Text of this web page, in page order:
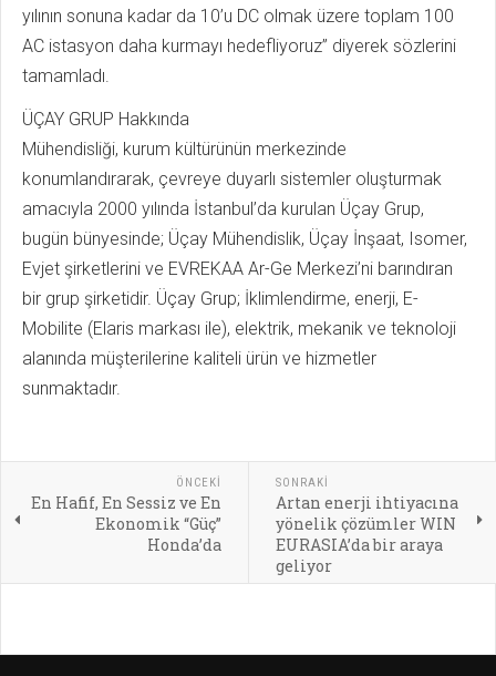
yılının sonuna kadar da 10’u DC olmak üzere toplam 100
AC istasyon daha kurmayı hedefliyoruz” diyerek sözlerini
tamamladı.
ÜÇAY GRUP Hakkında
Mühendisliği, kurum kültürünün merkezinde
konumlandırarak, çevreye duyarlı sistemler oluşturmak
amacıyla 2000 yılında İstanbul’da kurulan Üçay Grup,
bugün bünyesinde; Üçay Mühendislik, Üçay İnşaat, Isomer,
Evjet şirketlerini ve EVREKAA Ar-Ge Merkezi’ni barındıran
bir grup şirketidir. Üçay Grup; İklimlendirme, enerji, E-
Mobilite (Elaris markası ile), elektrik, mekanik ve teknoloji
alanında müşterilerine kaliteli ürün ve hizmetler
sunmaktadır.
ÖNCEKI
En Hafif, En Sessiz ve En
Ekonomik “Güç”
Honda’da
SONRAKI
Artan enerji ihtiyacına
yönelik çözümler WIN
EURASIA’da bir araya
geliyor